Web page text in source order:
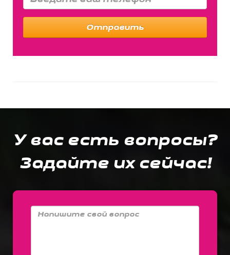
Отправить
У вас есть вопросы?
Задайте их сейчас!